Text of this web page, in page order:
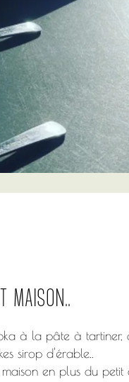
maison..
à la pâte à
sirop d'érable..
en plus du petit